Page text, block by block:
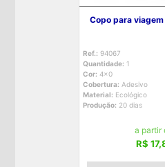
Copo para
Ref.: 94067
Quantidade: 1
Cor: 4x0
Cobertura: Adesivo
Material: Ecológico
Produção: 20 dias
a partir
R$